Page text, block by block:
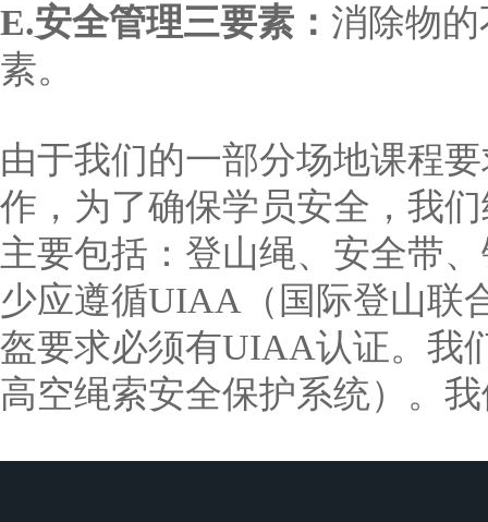
E.安全管理三要素： 消除物
素。
由于我们的一部分场地课程
作，为了确保学员安全，我
主要包括：登山绳、安全带
少应遵循UIAA（国际登山联
盔要求必须有UIAA认证。我
高空绳索安全保护系统）。